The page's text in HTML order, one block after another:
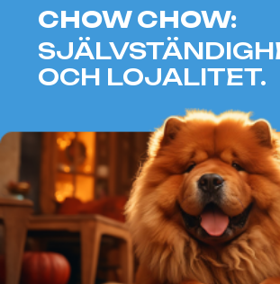
VAL AV HUND FÖR
OXAR —
balanserat temperament och kan ge
sin kärlek och omsorg. Raserna som
beskrivs i artikeln passar perfekt för
människor som strävar efter
harmoni och frid, och kan bli pålitliga
följeslagare som ger glädje och mys
till hemmet.